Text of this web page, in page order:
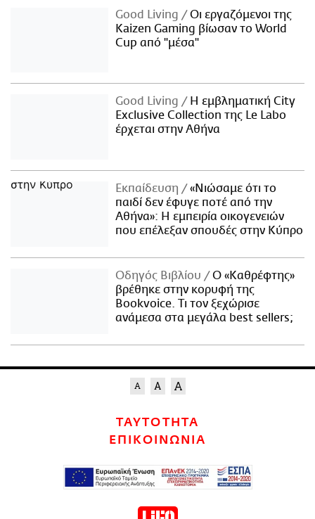
Good Living
Οι εργαζόμενοι της
Kaizen Gaming βίωσαν το World
Cup από "μέσα"
Good Living
Η εμβληματική City
Exclusive Collection της Le Labo
έρχεται στην Αθήνα
Εκπαίδευση
«Νιώσαμε ότι το
παιδί δεν έφυγε ποτέ από την
Αθήνα»: Η εμπειρία οικογενειών
που επέλεξαν σπουδές στην Κύπρο
Οδηγός Βιβλίου
Ο «Καθρέφτης»
βρέθηκε στην κορυφή της
Bookvoice. Τι τον ξεχώρισε
ανάμεσα στα μεγάλα best sellers;
ΤΑΥΤΟΤΗΤΑ
ΕΠΙΚΟΙΝΩΝΙΑ